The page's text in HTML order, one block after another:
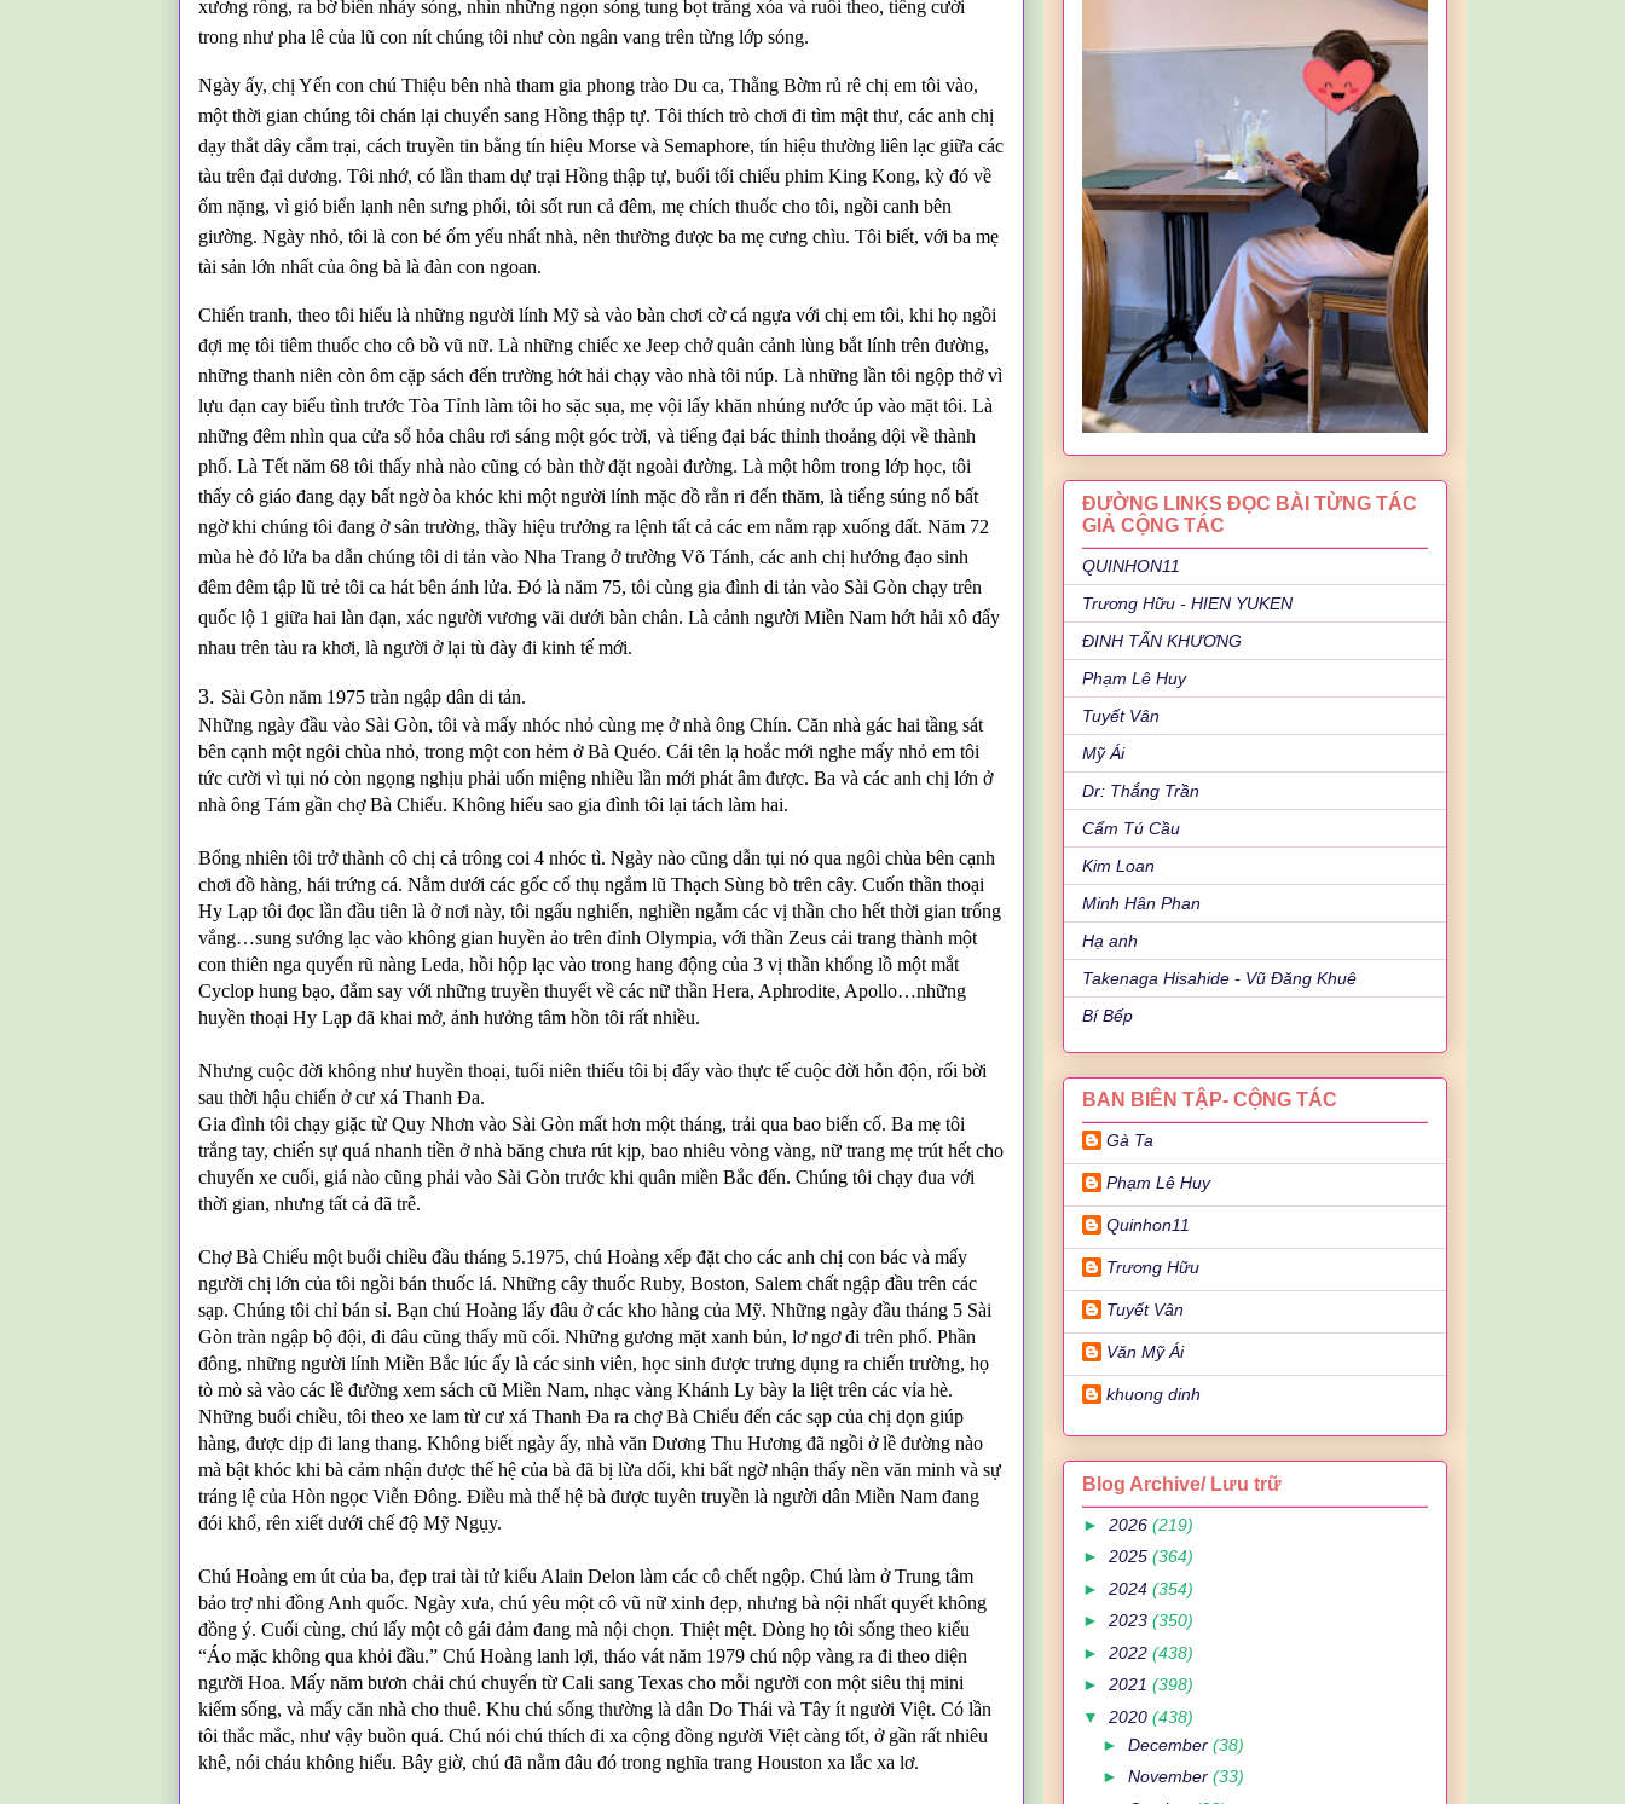
xương rồng, ra bờ biển nhảy sóng, nhìn những ngọn sóng tung bọt trắng xóa và ruổi theo, tiếng cười
trong như pha lê của lũ con nít chúng tôi như còn ngân vang trên từng lớp sóng.
Ngày ấy, chị Yến con chú Thiệu bên nhà tham gia phong trào Du ca, Thằng Bờm rủ rê chị em tôi vào,
một thời gian chúng tôi chán lại chuyển sang Hồng thập tự. Tôi thích trò chơi đi tìm mật thư, các anh chị
dạy thắt dây cắm trại, cách truyền tin bằng tín hiệu Morse và Semaphore, tín hiệu thường liên lạc giữa các
tàu trên đại dương. Tôi nhớ, có lần tham dự trại Hồng thập tự, buổi tối chiếu phim King Kong, kỳ đó về
ốm nặng, vì gió biển lạnh nên sưng phổi, tôi sốt run cả đêm, mẹ chích thuốc cho tôi, ngồi canh bên
giường. Ngày nhỏ, tôi là con bé ốm yếu nhất nhà, nên thường được ba mẹ cưng chìu. Tôi biết, với ba mẹ
tài sản lớn nhất của ông bà là đàn con ngoan.
Chiến tranh, theo tôi hiểu là những người lính Mỹ sà vào bàn chơi cờ cá ngựa với chị em tôi, khi họ ngồi
đợi mẹ tôi tiêm thuốc cho cô bồ vũ nữ. Là những chiếc xe Jeep chở quân cảnh lùng bắt lính trên đường,
những thanh niên còn ôm cặp sách đến trường hớt hải chạy vào nhà tôi núp. Là những lần tôi ngộp thở vì
lựu đạn cay biểu tình trước Tòa Tỉnh làm tôi ho sặc sụa, mẹ vội lấy khăn nhúng nước úp vào mặt tôi. Là
những đêm nhìn qua cửa sổ hỏa châu rơi sáng một góc trời, và tiếng đại bác thỉnh thoảng dội về thành
phố. Là Tết năm 68 tôi thấy nhà nào cũng có bàn thờ đặt ngoài đường. Là một hôm trong lớp học, tôi
thấy cô giáo đang dạy bất ngờ òa khóc khi một người lính mặc đồ rằn ri đến thăm, là tiếng súng nổ bất
ngờ khi chúng tôi đang ở sân trường, thầy hiệu trưởng ra lệnh tất cả các em nằm rạp xuống đất. Năm 72
mùa hè đỏ lửa ba dẫn chúng tôi di tản vào Nha Trang ở trường Võ Tánh, các anh chị hướng đạo sinh
đêm đêm tập lũ trẻ tôi ca hát bên ánh lửa. Đó là năm 75, tôi cùng gia đình di tản vào Sài Gòn chạy trên
quốc lộ 1 giữa hai làn đạn, xác người vương vãi dưới bàn chân. Là cảnh người Miền Nam hớt hải xô đẩy
nhau trên tàu ra khơi, là người ở lại tù đày đi kinh tế mới.
3. Sài Gòn năm 1975 tràn ngập dân di tản.
Những ngày đầu vào Sài Gòn, tôi và mấy nhóc nhỏ cùng mẹ ở nhà ông Chín. Căn nhà gác hai tầng sát
bên cạnh một ngôi chùa nhỏ, trong một con hẻm ở Bà Quéo. Cái tên lạ hoắc mới nghe mấy nhỏ em tôi
tức cười vì tụi nó còn ngọng nghịu phải uốn miệng nhiều lần mới phát âm được. Ba và các anh chị lớn ở
nhà ông Tám gần chợ Bà Chiểu. Không hiểu sao gia đình tôi lại tách làm hai.
Bổng nhiên tôi trở thành cô chị cả trông coi 4 nhóc tì. Ngày nào cũng dẫn tụi nó qua ngôi chùa bên cạnh
chơi đồ hàng, hái trứng cá. Nằm dưới các gốc cổ thụ ngắm lũ Thạch Sùng bò trên cây. Cuốn thần thoại
Hy Lạp tôi đọc lần đầu tiên là ở nơi này, tôi ngấu nghiến, nghiền ngẫm các vị thần cho hết thời gian trống
vắng…sung sướng lạc vào không gian huyền ảo trên đỉnh Olympia, với thần Zeus cải trang thành một
con thiên nga quyến rũ nàng Leda, hồi hộp lạc vào trong hang động của 3 vị thần khổng lồ một mắt
Cyclop hung bạo, đắm say với những truyền thuyết về các nữ thần Hera, Aphrodite, Apollo…những
huyền thoại Hy Lạp đã khai mở, ảnh hưởng tâm hồn tôi rất nhiều.
Nhưng cuộc đời không như huyền thoại, tuổi niên thiếu tôi bị đẩy vào thực tế cuộc đời hỗn độn, rối bời
sau thời hậu chiến ở cư xá Thanh Đa.
Gia đình tôi chạy giặc từ Quy Nhơn vào Sài Gòn mất hơn một tháng, trải qua bao biến cố. Ba mẹ tôi
trắng tay, chiến sự quá nhanh tiền ở nhà băng chưa rút kịp, bao nhiêu vòng vàng, nữ trang mẹ trút hết cho
chuyến xe cuối, giá nào cũng phải vào Sài Gòn trước khi quân miền Bắc đến. Chúng tôi chạy đua với
thời gian, nhưng tất cả đã trễ.
Chợ Bà Chiểu một buổi chiều đầu tháng 5.1975, chú Hoàng xếp đặt cho các anh chị con bác và mấy
người chị lớn của tôi ngồi bán thuốc lá. Những cây thuốc Ruby, Boston, Salem chất ngập đầu trên các
sạp. Chúng tôi chỉ bán sỉ. Bạn chú Hoàng lấy đâu ở các kho hàng của Mỹ. Những ngày đầu tháng 5 Sài
Gòn tràn ngập bộ đội, đi đâu cũng thấy mũ cối. Những gương mặt xanh bủn, lơ ngơ đi trên phố. Phần
đông, những người lính Miền Bắc lúc ấy là các sinh viên, học sinh được trưng dụng ra chiến trường, họ
tò mò sà vào các lề đường xem sách cũ Miền Nam, nhạc vàng Khánh Ly bày la liệt trên các vỉa hè.
Những buổi chiều, tôi theo xe lam từ cư xá Thanh Đa ra chợ Bà Chiểu đến các sạp của chị dọn giúp
hàng, được dịp đi lang thang. Không biết ngày ấy, nhà văn Dương Thu Hương đã ngồi ở lề đường nào
mà bật khóc khi bà cảm nhận được thế hệ của bà đã bị lừa dối, khi bất ngờ nhận thấy nền văn minh và sự
tráng lệ của Hòn ngọc Viễn Đông. Điều mà thế hệ bà được tuyên truyền là người dân Miền Nam đang
đói khổ, rên xiết dưới chế độ Mỹ Ngụy.
Chú Hoàng em út của ba, đẹp trai tài tử kiểu Alain Delon làm các cô chết ngộp. Chú làm ở Trung tâm
bảo trợ nhi đồng Anh quốc. Ngày xưa, chú yêu một cô vũ nữ xinh đẹp, nhưng bà nội nhất quyết không
đồng ý. Cuối cùng, chú lấy một cô gái đảm đang mà nội chọn. Thiệt mệt. Dòng họ tôi sống theo kiểu
“Áo mặc không qua khỏi đầu.” Chú Hoàng lanh lợi, tháo vát năm 1979 chú nộp vàng ra đi theo diện
người Hoa. Mấy năm bươn chải chú chuyển từ Cali sang Texas cho mỗi người con một siêu thị mini
kiếm sống, và mấy căn nhà cho thuê. Khu chú sống thường là dân Do Thái và Tây ít người Việt. Có lần
tôi thắc mắc, như vậy buồn quá. Chú nói chú thích đi xa cộng đồng người Việt càng tốt, ở gần rất nhiêu
khê, nói cháu không hiểu. Bây giờ, chú đã nằm đâu đó trong nghĩa trang Houston xa lắc xa lơ.
ĐƯỜNG LINKS ĐỌC BÀI TỪNG TÁC
GIẢ CỘNG TÁC
QUINHON11
Trương Hữu - HIEN YUKEN
ĐINH TẤN KHƯƠNG
Phạm Lê Huy
Tuyết Vân
Mỹ Ái
Dr: Thắng Trần
Cẩm Tú Cầu
Kim Loan
Minh Hân Phan
Hạ anh
Takenaga Hisahide - Vũ Đăng Khuê
Bí Bếp
BAN BIÊN TẬP- CỘNG TÁC
Gà Ta
Phạm Lê Huy
Quinhon11
Trương Hữu
Tuyết Vân
Văn Mỹ Ái
khuong dinh
Blog Archive/ Lưu trữ
► 2026 (219)
► 2025 (364)
► 2024 (354)
► 2023 (350)
► 2022 (438)
► 2021 (398)
▼ 2020 (438)
►December(38)
►November(33)